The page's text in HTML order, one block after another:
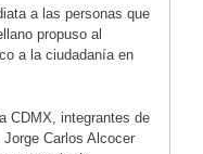
a las personas que
propuso al
a la ciudadanía en
CDMX, integrantes de
Carlos Alcocer